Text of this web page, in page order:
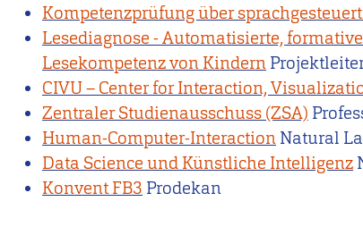
Kompetenzprüfung über
Lesediagnose - Automatisierte,
Lesekompetenz von Kindern
CIVU – Center for Interaction,
Zentraler Studienausschuss (ZSA)
Human-Computer-Interaction Natural
Data Science und Künstliche Intelligenz
Konvent FB3 Prodekan